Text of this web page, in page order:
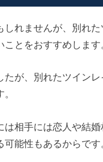
しれませんが、別れ
とをおすすめします
たが、別れたツイン
は相手には恋人や結
可能性もあるからです